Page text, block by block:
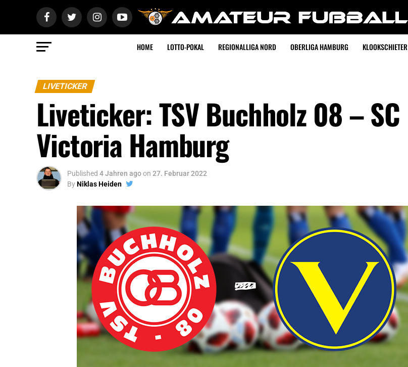
HOME LOTTO-POKAL REGIONALLIGA NORD OBERLIGA HAMBURG KLOOKSCHIETER
LIVETICKER
Liveticker: TSV Buchholz 08 – SC
Victoria Hamburg
Published 4 Jahren agoon 27. Februar 2022
ByNiklas Heiden